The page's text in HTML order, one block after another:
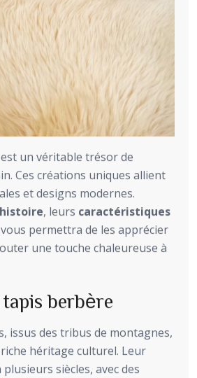
est un véritable trésor de
Ces créations uniques allient
et designs modernes.
histoire, leurs caractéristiques
vous permettra de les apprécier
une touche chaleureuse à
berbère
issus des tribus de montagnes,
héritage culturel. Leur
siècles, avec des